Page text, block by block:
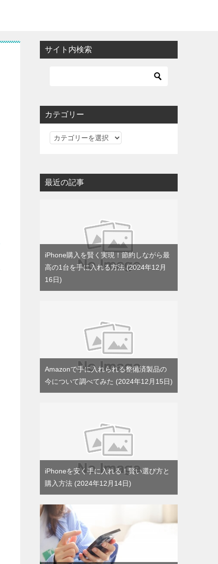
サイト内検索
カテゴリー
カ
リ
ー
最近の記事
iPhone購入を賢く実現！節約しながら最
高の1台を手に入れる方法 2024年12月
16日
Amazonで手に入れられる整備済製品の
今について調べてみた
2024年12月15日
iPhoneを安く手に入れる！賢い選び方と
購入方法
2024年12月14日